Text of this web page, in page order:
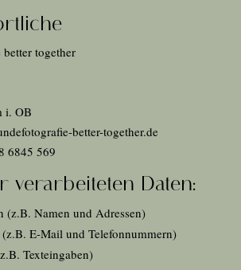
together
i. OB
better-together.de
6845 569
verarbeiteten Daten:
(z.B. Namen und Adressen)
E-Mail und Telefonnummern)
Texteingaben)